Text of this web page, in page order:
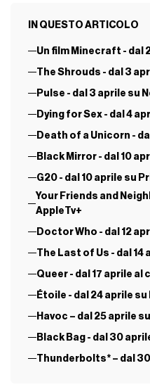
IN QUESTO ARTICOLO
Un film Minecraft - dal
The Shrouds - dal 3
Pulse - dal 3 aprile su
Dying for Sex - dal 4
Death of a Unicorn -
Black Mirror - dal 10
G20 - dal 10 aprile su
Your Friends and
AppleTv+
Doctor Who - dal 12
The Last of Us - dal 14
Queer - dal 17 aprile al
Étoile - dal 24 aprile su
Havoc – dal 25 aprile
Black Bag - dal 30
Thunderbolts* – dal